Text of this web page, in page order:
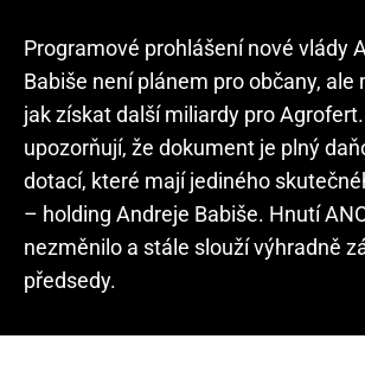
Programové prohlášení nové vlády
Babiše není plánem pro občany, ale
jak získat další miliardy pro
upozorňují, že dokument je plný
dotací, které mají jediného
– holding Andreje Babiše. Hnutí
nezměnilo a stále slouží výhradně
předsedy.